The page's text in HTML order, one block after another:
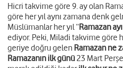
Hicri takvime göre 9. ay olan
göre her yıl aynı zamana denk
Müslümanlar her yıl “Ramazan
ediyor. Peki, Miladi takvime göre
geriye doğru gelen Ramazan ne
Ramazanın ilk günü 23 Mart